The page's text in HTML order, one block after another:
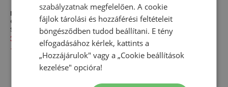
Női cipő adidas Originals
Gazelle Bold IH4210 - kék
Sneakerek
34 990,00 Ft
44 160,00 Ft
-
SL RS 72 IH6642 - kék
Sneakerek
19 990,00 Ft
24 990,00 Ft
-20%
szabályzatnak megfelelően. A cookie
fájlok tárolási és hozzáférési feltételeit
böngésződben tudod beállítani. E tény
elfogadásához kérlek, kattints a
„Hozzájárulok" vagy a „Cookie beállítások
kezelése" opcióra!